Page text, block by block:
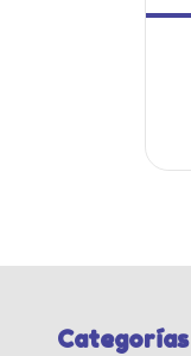
Categorías